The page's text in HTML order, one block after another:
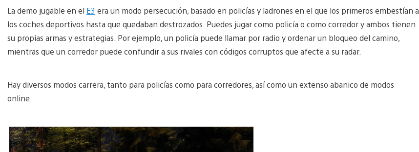
La demo jugable en el E3 era un modo persecución, basado en policías y ladrones en el que los primeros embestían a
los coches deportivos hasta que quedaban destrozados. Puedes jugar como policía o como corredor y ambos tienen
su propias armas y estrategias. Por ejemplo, un policía puede llamar por radio y ordenar un bloqueo del camino,
mientras que un corredor puede confundir a sus rivales con códigos corruptos que afecte a su radar.
Hay diversos modos carrera, tanto para policías como para corredores, así como un extenso abanico de modos
online.